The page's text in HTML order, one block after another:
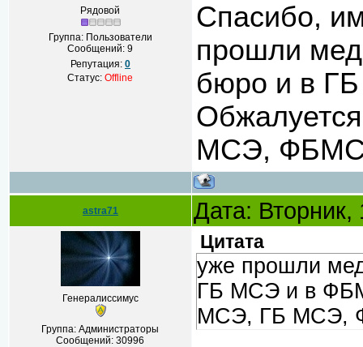
Рядовой
Группа: Пользователи
Сообщений:9
Репутация: 0
Статус:Offline
Спасибо,
прошли
бюро и в
МСЭ,
astra71 Дата:
Генералиссимус
Группа: Администраторы
Сообщений:30996
Цитата
уже прошли
ГБ МСЭ и в
МСЭ, ГБ МСЭ,